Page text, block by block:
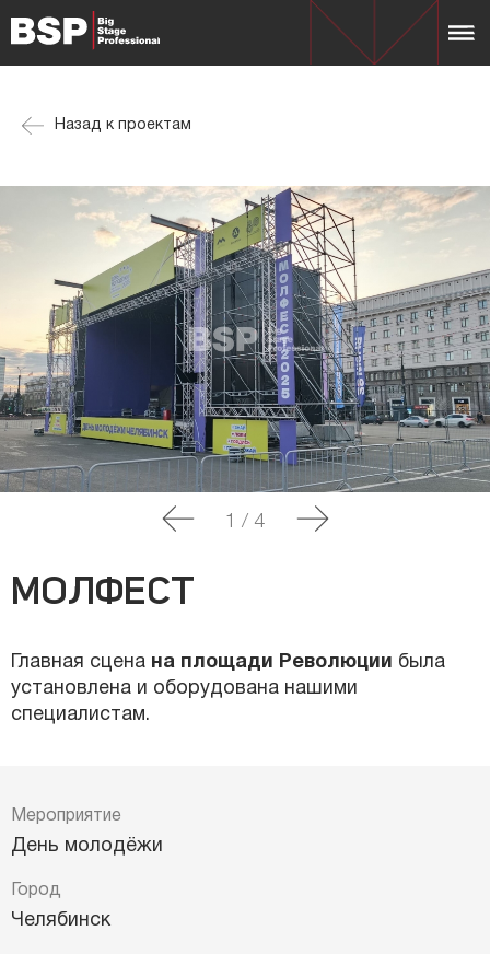
Назад к проектам
1 / 4
МОЛФЕСТ
Главная сцена на площади Революции была
установлена и оборудована нашими
специалистам.
Мероприятие
День молодёжи
Город
Челябинск